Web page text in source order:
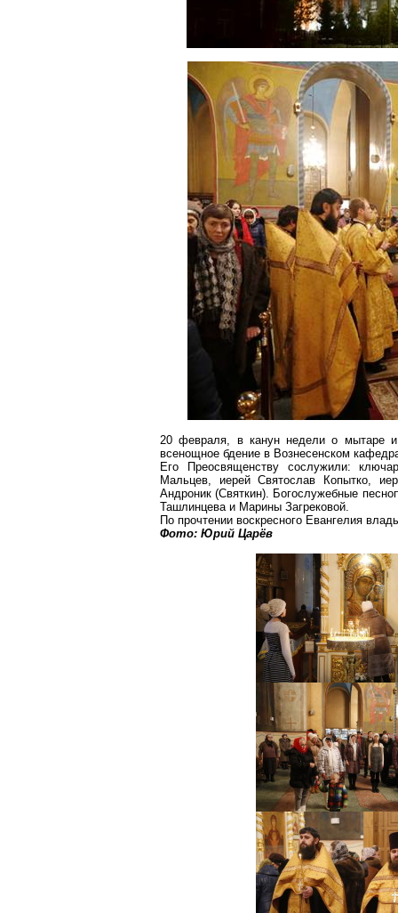
20 февраля, в канун недели о мытаре и
всенощное бдение в Вознесенском
Его Преосвященству сослужили:
Мальцев, иерей Святослав Копытко,
Андроник (Святкин). Богослужебные
Ташлинцева и Марины Загрековой.
По прочтении воскресного Евангелия
Фото: Юрий Царёв